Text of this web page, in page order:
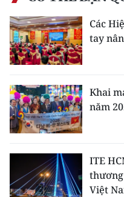
MUA BÁO
ĐỌC BÁO IN
ENGLISH
中文
FRANÇAIS
РУССКИЙ
Các
tay
Khai
năm
ITE
Việt